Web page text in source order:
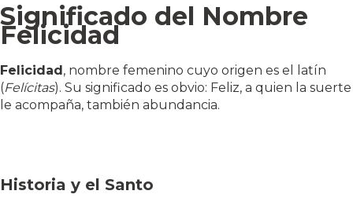
Significado del Nombre
Felicidad
Felicidad, nombre femenino cuyo origen es el latín
(Felícitas). Su significado es obvio: Feliz, a quien la suerte
le acompaña, también abundancia.
Historia y el Santo